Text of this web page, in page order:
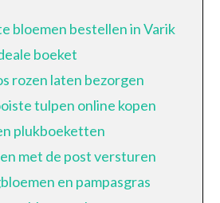
bloemen bestellen in Varik
boeket
rozen laten bezorgen
tulpen online kopen
plukboeketten
met de post versturen
en pampasgras